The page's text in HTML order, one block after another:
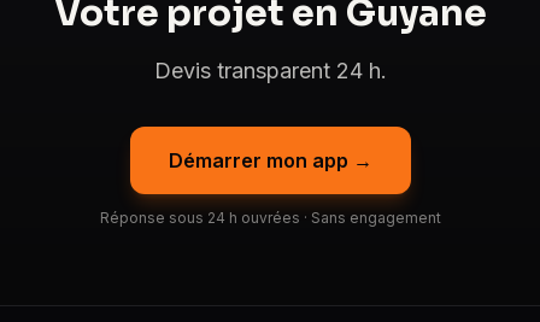
Votre projet en Guyane
Devis transparent 24 h.
Démarrer mon app →
Réponse sous 24 h ouvrées · Sans engagement